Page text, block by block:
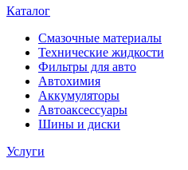
Каталог
Смазочные материалы
Технические жидкости
Фильтры для авто
Автохимия
Аккумуляторы
Автоаксессуары
Шины и диски
Услуги